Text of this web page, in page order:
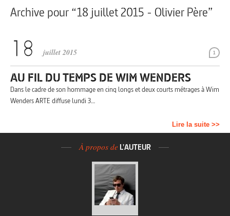
Archive pour “18 juillet 2015 - Olivier Père”
1
juillet 2015
AU FIL DU TEMPS DE WIM WENDERS
Dans le cadre de son hommage en cinq longs et deux courts métrages à Wim
Wenders ARTE diffuse lundi 3…
Lire la suite >>
À propos de L'AUTEUR